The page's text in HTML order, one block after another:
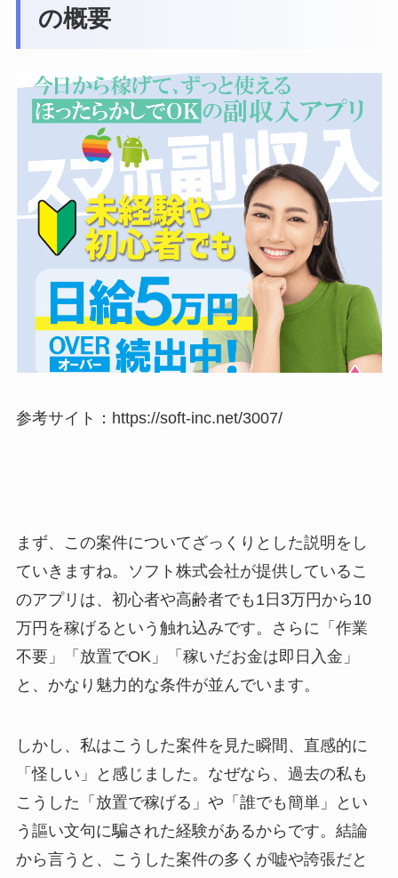
の概要
参考サイト：https://soft-inc.net/3007/
まず、この案件についてざっくりとした説明をし
ていきますね。ソフト株式会社が提供しているこ
のアプリは、初心者や高齢者でも1日3万円から10
万円を稼げるという触れ込みです。さらに「作業
不要」「放置でOK」「稼いだお金は即日入金」
と、かなり魅力的な条件が並んでいます。
しかし、私はこうした案件を見た瞬間、直感的に
「怪しい」と感じました。なぜなら、過去の私も
こうした「放置で稼げる」や「誰でも簡単」とい
う謳い文句に騙された経験があるからです。結論
から言うと、こうした案件の多くが嘘や誇張だと